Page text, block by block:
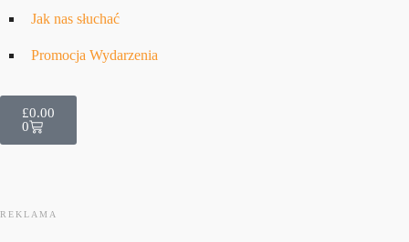
Jak nas słuchać
Promocja Wydarzenia
£0.00
0